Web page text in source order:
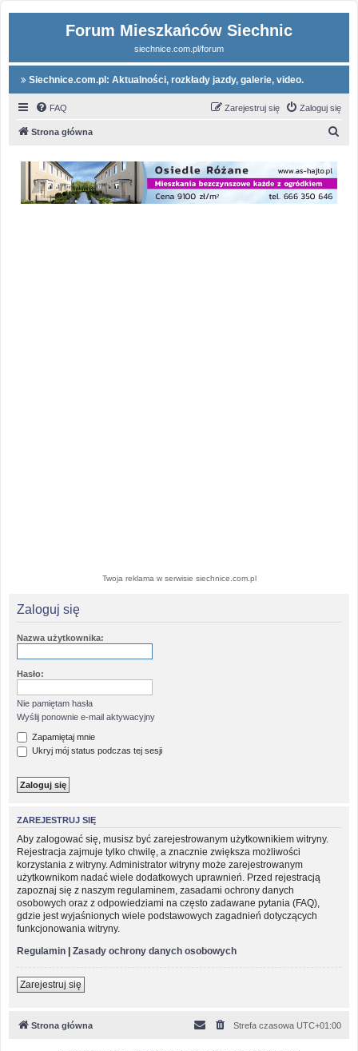
Forum Mieszkańców Siechnic
siechnice.com.pl/forum
Siechnice.com.pl: Aktualności, rozkłady jazdy, galerie, video.
FAQ Zaloguj się
Zarejestruj się
Strona główna
Twoja reklama w serwisie siechnice.com.pl
Zaloguj się
Nazwa użytkownika:
Hasło:
Nie pamiętam hasła
Wyślij ponownie e-mail aktywacyjny
Zapamiętaj mnie
Ukryj mój status podczas tej sesji
ZAREJESTRUJ SIĘ
Aby zalogować się, musisz być zarejestrowanym użytkownikiem witryny.
Rejestracja zajmuje tylko chwilę, a znacznie zwiększa możliwości
korzystania z witryny. Administrator witryny może zarejestrowanym
użytkownikom nadać wiele dodatkowych uprawnień. Przed rejestracją
zapoznaj się z naszym regulaminem, zasadami ochrony danych
osobowych oraz z odpowiedziami na często zadawane pytania (FAQ),
gdzie jest wyjaśnionych wiele podstawowych zagadnień dotyczących
funkcjonowania witryny.
Regulamin | Zasady ochrony danych osobowych
Zarejestruj się
Strona główna Strefa czasowa UTC+01:00